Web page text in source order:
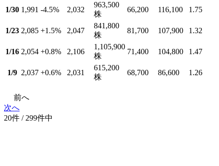
1/30 1,991 -4.5% 2,032
963,500
株
66,200 116,100 1.75
1/23 2,085 +1.5% 2,047
841,800
株
81,700 107,900 1.32
1/16 2,054 +0.8% 2,106
1,105,900
株
71,400 104,800 1.47
1/9 2,037 +0.6% 2,031
615,200
株
68,700 86,600 1.26
前へ
次へ
20件 / 299件中